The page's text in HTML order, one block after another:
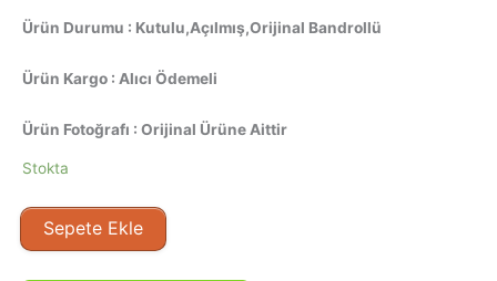
Ürün Durumu : Kutulu,Açılmış,Orijinal Bandrollü
Ürün Kargo : Alıcı Ödemeli
Ürün Fotoğrafı : Orijinal Ürüne Aittir
Stokta
Kör
Talih
Sepete Ekle